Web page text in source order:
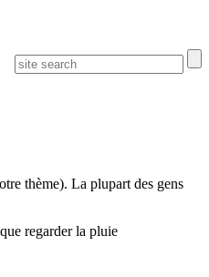
thème). La plupart des gens
regarder la pluie